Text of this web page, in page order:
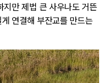
만 제법 큰 사우나도 거뜬
연결해 부잔교를 만드는